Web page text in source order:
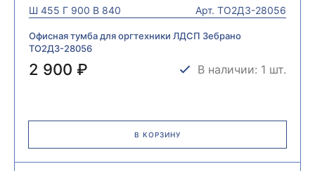
Ш 455 Г 900 В 840 Арт. ТО2ДЗ-28056
Офисная тумба для оргтехники ЛДСП Зебрано
ТО2ДЗ-28056
2 900 ₽ В наличии: 1 шт.
В КОРЗИНУ